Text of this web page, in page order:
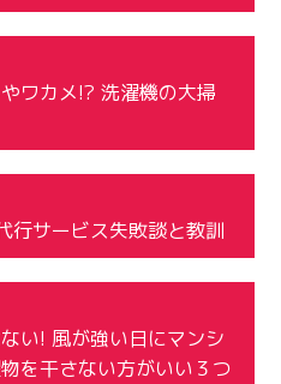
ワカメ!? 洗濯機の大掃
行サービス失敗談と教訓
い! 風が強い日にマンシ
を干さない方がいい３つ